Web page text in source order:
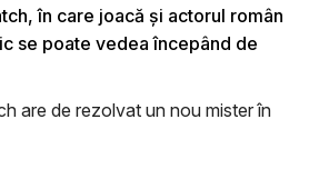
în care joacă și actorul român
se poate vedea începând de
are de rezolvat un nou mister în